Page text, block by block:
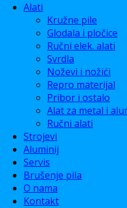
Alati
Kružne pile
Glodala i pločice
Ručni elek. alati
Svrdla
Noževi i nožići
Repro materijal
Pribor i ostalo
Alat za metal i
Ručni alati
Strojevi
Aluminij
Servis
Brušenje pila
O nama
Kontakt